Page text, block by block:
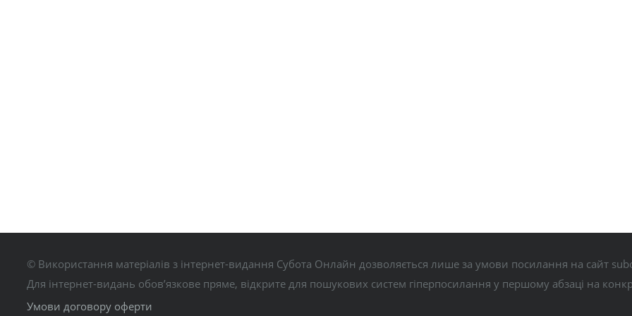
© Використання матеріалів з інтернет-видання Субота Онлайн дозволяється лише за умови посилання на сайт
Для інтернет-видань обов’язкове пряме, відкрите для пошукових систем гіперпосилання у першому абзаці на
Умови договору оферти